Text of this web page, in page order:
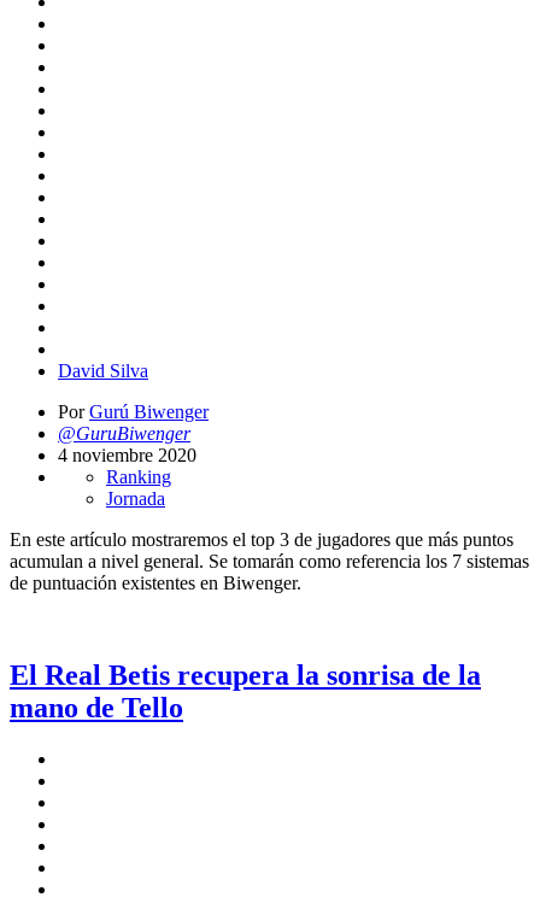
David Silva
PorGurú Biwenger
@GuruBiwenger
4 noviembre 2020
Ranking
Jornada
En este artículo mostraremos el top 3 de jugadores que más puntos
acumulan a nivel general. Se tomarán como referencia los 7 sistemas
de puntuación existentes en Biwenger.
El Real Betis recupera la sonrisa de la
mano de Tello